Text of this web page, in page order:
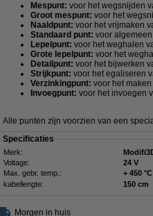
Mespunt: voor het wegsnijden
Groot mespunt: voor het
Naaldpunt: voor het vrijmaken
Standaard punt: voor
Lepelpunt: voor het weghalen
Grote lepelpunt: voor het
Detailpunt: voor het bijwerken
Strijkpunt: voor het egaliseren
Verzinkingpunt: voor het
Invoegpunt: voor het invoegen
Alle punten zijn voorzien van een
Specificaties
Merk:
Voltage:
24 V
Max. gebr. temp.:
+ 450 °C
kabellengte:
150 cm
Morgen in huis